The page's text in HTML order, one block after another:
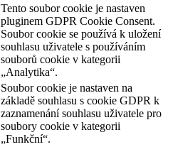
Tento soubor cookie je nastaven
pluginem GDPR Cookie Consent.
Soubor cookie se používá k uložení
souhlasu uživatele s používáním
souborů cookie v kategorii
„Analytika“.
Soubor cookie je nastaven na
základě souhlasu s cookie GDPR k
zaznamenání souhlasu uživatele pro
soubory cookie v kategorii
„Funkční“.